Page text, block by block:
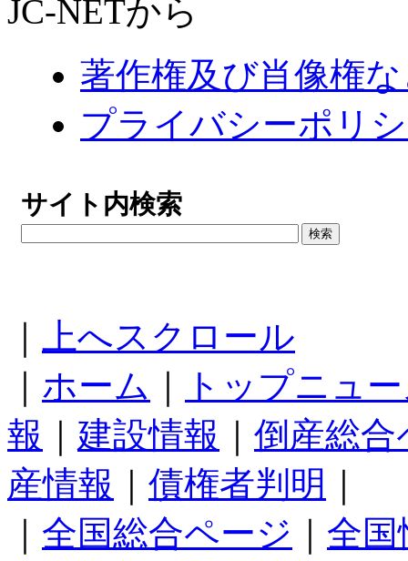
JC-NETから
著作権及び肖像権
プライバシーポリ
サイト内検索
｜
上へスクロール
｜ ホーム ｜
トップニュ
報 ｜ 建設情報 ｜ 倒産総合
産情報 ｜ 債権者判明 ｜
｜ 全国総合ページ ｜ 全国